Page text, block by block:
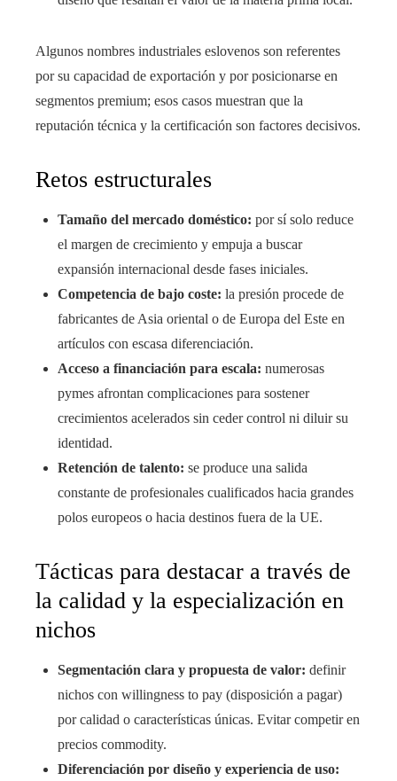
Algunos nombres industriales eslovenos son referentes
por su capacidad de exportación y por posicionarse en
segmentos premium; esos casos muestran que la
reputación técnica y la certificación son factores decisivos.
Retos estructurales
Tamaño del mercado doméstico: por sí solo reduce
el margen de crecimiento y empuja a buscar
expansión internacional desde fases iniciales.
Competencia de bajo coste: la presión procede de
fabricantes de Asia oriental o de Europa del Este en
artículos con escasa diferenciación.
Acceso a financiación para escala: numerosas
pymes afrontan complicaciones para sostener
crecimientos acelerados sin ceder control ni diluir su
identidad.
Retención de talento: se produce una salida
constante de profesionales cualificados hacia grandes
polos europeos o hacia destinos fuera de la UE.
Tácticas para destacar a través de
la calidad y la especialización en
nichos
Segmentación clara y propuesta de valor: definir
nichos con willingness to pay (disposición a pagar)
por calidad o características únicas. Evitar competir en
precios commodity.
Diferenciación por diseño y experiencia de uso: